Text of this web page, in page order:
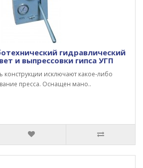
гидравлический
и выпрессовки гипса УГП
конструкции исключают какое-либо
пресса. Оснащен мано..